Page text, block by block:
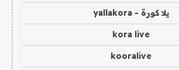
يلا كورة - yallakora
kora live
kooralive